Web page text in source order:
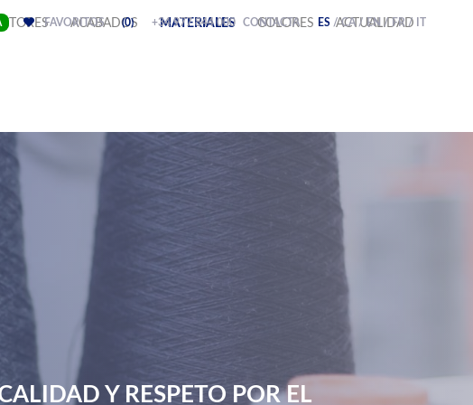
FAVORITOS (0) +34 977 844 000 CONTACTA ES /CA /EN / FR / IT
ACABADOS MATERIALES COLORES ACTUALIDAD
Y RESPETO POR EL